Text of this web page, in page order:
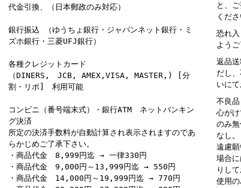
代金引換、（日本郵政のみ対応）
銀行振込 （ゆうちょ銀行・ジャパンネット銀行・ミ
ズホ銀行・三菱UFJ銀行）
各種クレジットカード
（DINERS, JCB, AMEX,VISA, MASTER,) [分
割・リボ] 利用可能
コンビニ（番号端末式）・銀行ATM ネットバンキン
グ決済
所定の決済手数料が自動計算され表示されますのであ
らかじめご了承下さい。
・商品代金 8,999円迄 → 一律330円
・商品代金 9,000円～13,999円迄 → 550円
・商品代金 14,000円～19,999円迄 → 770円
と、
くださ
恐れ
よう
返品
だし
いにて
不良
心が
のみ
なし
遠慮
場合
りし
使用